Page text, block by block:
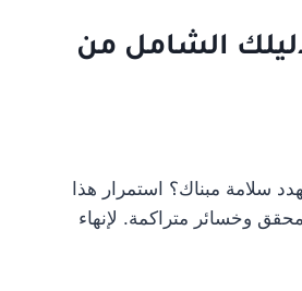
الشامل من
سلامة مبناك؟ استمرار هذا
وخسائر متراكمة. لإنهاء